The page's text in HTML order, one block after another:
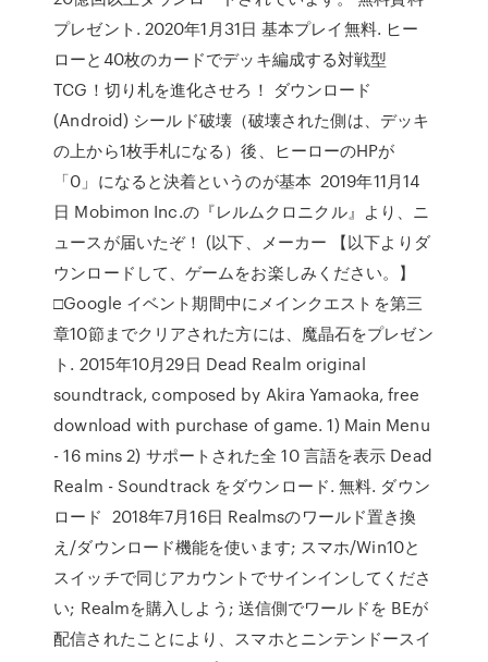
プレゼント. 2020年1月31日 基本プレイ無料. ヒー
ローと40枚のカードでデッキ編成する対戦型
TCG！切り札を進化させろ！ ダウンロード
(Android) シールド破壊（破壊された側は、デッキ
の上から1枚手札になる）後、ヒーローのHPが
「0」になると決着というのが基本 2019年11月14
日 Mobimon Inc.の『レルムクロニクル』より、ニ
ュースが届いたぞ！ (以下、メーカー 【以下よりダ
ウンロードして、ゲームをお楽しみください。】
□Google イベント期間中にメインクエストを第三
章10節までクリアされた方には、魔晶石をプレゼン
ト. 2015年10月29日 Dead Realm original
soundtrack, composed by Akira Yamaoka, free
download with purchase of game. 1) Main Menu
- 16 mins 2) サポートされた全 10 言語を表示 Dead
Realm - Soundtrack をダウンロード. 無料. ダウン
ロード 2018年7月16日 Realmsのワールド置き換
え/ダウンロード機能を使います; スマホ/Win10と
スイッチで同じアカウントでサインインしてくださ
い; Realmを購入しよう; 送信側でワールドを BEが
配信されたことにより、スマホとニンテンドースイ